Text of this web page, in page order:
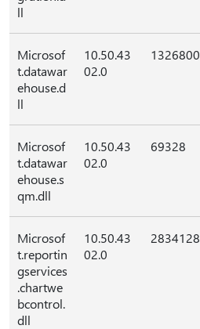
ll
Microsof
t.datawar
ehouse.d
ll
10.50.43
02.0
1326800
Microsof
t.datawar
ehouse.s
qm.dll
10.50.43
02.0
69328
Microsof
t.reportin
gservices
.chartwe
bcontrol.
dll
10.50.43
02.0
2834128